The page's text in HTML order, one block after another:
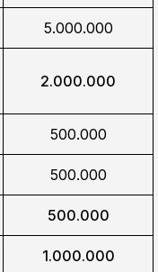
5.000.000
2.000.000
500.000
500.000
500.000
1.000.000